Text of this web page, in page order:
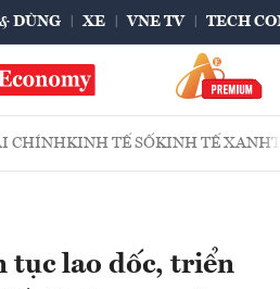
DÙNG XE VNE TV TECH
CHÍNHKINH TẾ SỐKINH TẾ XANH
tục lao dốc, triển